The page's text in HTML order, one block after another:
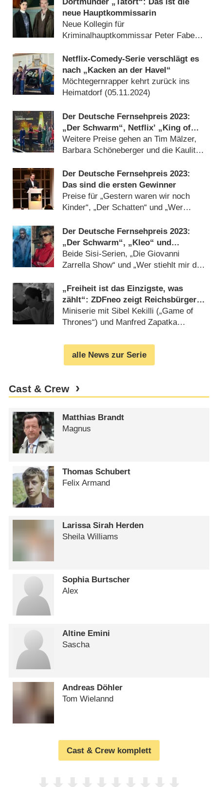
neue Hauptkommissarin
Neue Kollegin für
Kriminalhauptkommissar Peter Faber
Netflix-Comedy-Serie verschlägt es
nach „Kacken an der Havel“
Möchtegernrapper kehrt zurück ins
Heimatdorf (05.11.2024)
Der Deutsche Fernsehpreis 2023:
„Der Schwarm“, Netflix’ „King of
Stonks“ und „Ich bin ein Star“
ausgezeichnet
Weitere Preise gehen an Tim Mälzer,
Barbara Schöneberger und die Kaulitz-
Der Deutsche Fernsehpreis 2023:
Das sind die ersten Gewinner
Preise für „Gestern waren wir noch
Kinder“, „Der Schatten“ und „Wer
Der Deutsche Fernsehpreis 2023:
„Der Schwarm“, „Kleo“ und
„Gestern waren wir noch Kinder“
nominiert
Beide Sisi-Serien, „Die Giovanni
Zarrella Show“ und „Wer stiehlt mir die
„Freiheit ist das Einzigste, was
zählt“: ZDFneo zeigt Reichsbürger-
Satire mit Bibiana Beglau („Gier“)
Miniserie mit Sibel Kekilli („Game of
Thrones“) und Manfred Zapatka
alle News zur Serie
Cast & Crew
Matthias Brandt
Magnus
Thomas Schubert
Felix Armand
Larissa Sirah Herden
Sheila Williams
Sophia Burtscher
Alex
Altine Emini
Sascha
Andreas Döhler
Tom Wielannd
Cast & Crew komplett